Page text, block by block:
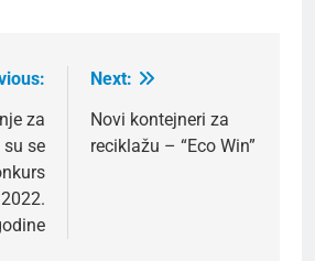
za
se
Next:
Novi kontejneri za
reciklažu – “Eco Win”